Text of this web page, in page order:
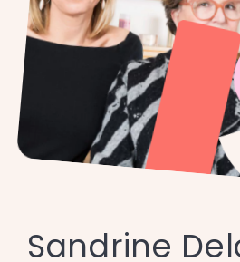
Sandrine